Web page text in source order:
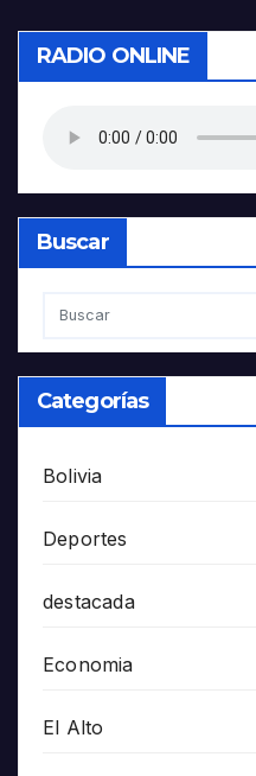
RADIO ONLINE
Buscar
Categorías
Bolivia
Deportes
destacada
Economia
El Alto